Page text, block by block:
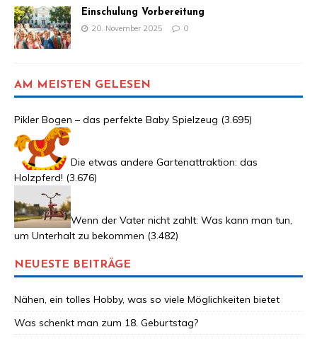
Einschulung Vorbereitung
20. November 2025 0
AM MEISTEN GELESEN
Pikler Bogen – das perfekte Baby Spielzeug (3.695)
Die etwas andere Gartenattraktion: das
Holzpferd! (3.676)
Wenn der Vater nicht zahlt: Was kann man tun,
um Unterhalt zu bekommen (3.482)
NEUESTE BEITRÄGE
Nähen, ein tolles Hobby, was so viele Möglichkeiten bietet
Was schenkt man zum 18. Geburtstag?